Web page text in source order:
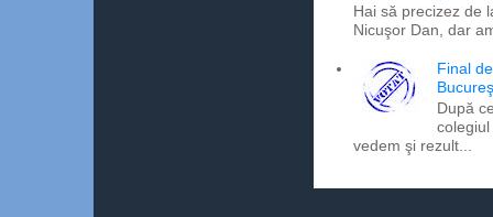
Hai să precizez de
Nicuşor Dan, dar
Final
După
vedem şi rezult...